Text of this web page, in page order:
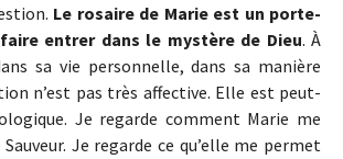
Le rosaire de Marie est un porte-
entrer dans le mystère de Dieu. À
sa vie personnelle, dans sa manière
n’est pas très affective. Elle est peut-
Je regarde comment Marie me
Je regarde ce qu’elle me permet